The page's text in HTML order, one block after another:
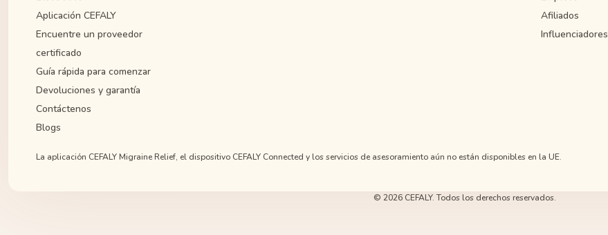
Aplicación CEFALY
Encuentre un proveedor
certificado
Guía rápida para comenzar
Devoluciones y garantía
Contáctenos
Blogs
Afiliados
Influenciadores
La aplicación CEFALY Migraine Relief, el dispositivo CEFALY Connected y los servicios de asesoramiento aún no están disponibles en la UE.
© 2026 CEFALY. Todos los derechos reservados.